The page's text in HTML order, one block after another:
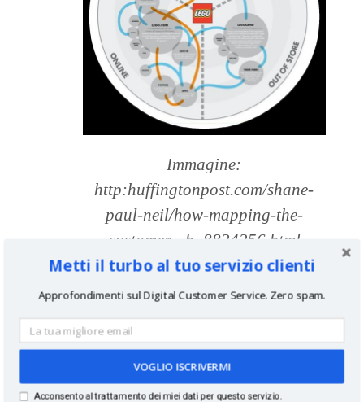
Immagine:
http:huffingtonpost.com/shane-
paul-neil/how-mapping-the-
customer-_b_8824256.html
experience when business meets
design‘
motivazione chiara per qualsiasi
azienda che stia valutando se
Metti il turbo al tuo servizio clienti
Approfondimenti sul Digital Customer Service. Zero spam.
VOGLIO ISCRIVERMI
Acconsento al trattamento dei miei dati per questo servizio.